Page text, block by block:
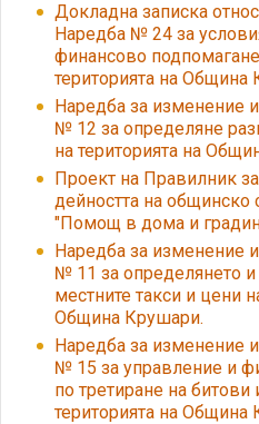
Докладна записка
Наредба № 24 за
финансово
територията на Община
Наредба за изменение
№ 12 за определяне
на територията на
Проект на Правилник
дейността на общинско
"Помощ в дома и
Наредба за изменение
№ 11 за определянето
местните такси и цени
Община Крушари.
Наредба за изменение
№ 15 за управление и
по третиране на битови
територията на Община